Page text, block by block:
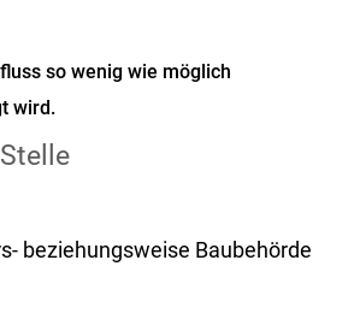
so wenig wie möglich
wird.
beziehungsweise Baubehörde